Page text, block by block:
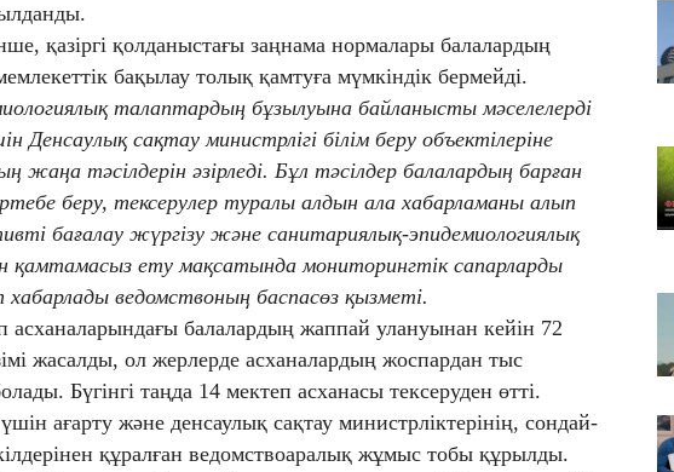
қазіргі қолданыстағы заңнама нормалары балалардың
бақылау толық қамтуға мүмкіндік бермейді.
талаптардың бұзылуына байланысты мәселелерді
сақтау министрлігі білім беру объектілеріне
жаңа тәсілдерін әзірледі. Бұл тәсілдер балалардың барған
беру, тексерулер туралы алдын ала хабарламаны алып
бағалау жүргізу және санитариялық-эпидемиологиялық
қамтамасыз ету мақсатында мониторингтік сапарларды
хабарлады ведомствоның баспасөз қызметі.
балалардың жаппай улануынан кейін 72
жасалды, ол жерлерде асханалардың жоспардан тыс
Бүгінгі таңда 14 мектеп асханасы тексеруден өтті.
ағарту және денсаулық сақтау министрліктерінің, сондай-
құралған ведомствоаралық жұмыс тобы құрылды.